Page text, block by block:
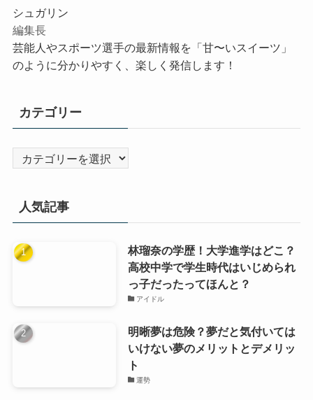
シュガリン
編集長
芸能人やスポーツ選手の最新情報を「甘〜いスイーツ」
のように分かりやすく、楽しく発信します！
カテゴリー
テ
リ
ー
人気記事
林瑠奈の学歴！大学進学はどこ？
高校中学で学生時代はいじめられ
っ子だったってほんと？
アイドル
明晰夢は危険？夢だと気付いては
いけない夢のメリットとデメリッ
ト
運勢